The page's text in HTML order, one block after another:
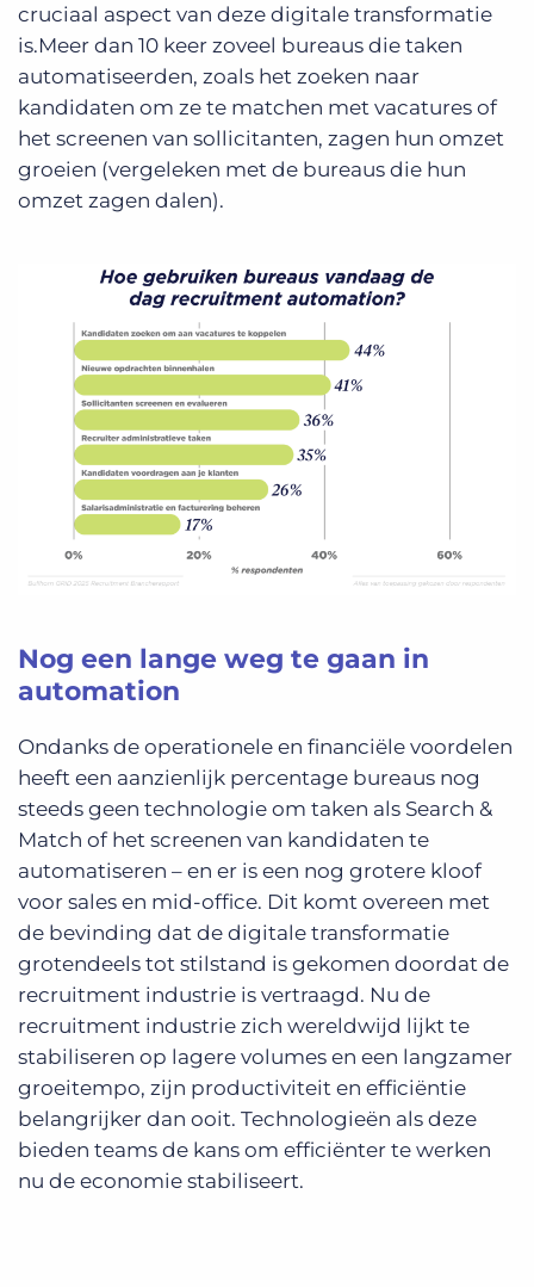
cruciaal aspect van deze digitale transformatie
is.Meer dan 10 keer zoveel bureaus die taken
automatiseerden, zoals het zoeken naar
kandidaten om ze te matchen met vacatures of
het screenen van sollicitanten, zagen hun omzet
groeien (vergeleken met de bureaus die hun
omzet zagen dalen).
Nog een lange weg te gaan in
automation
Ondanks de operationele en financiële voordelen
heeft een aanzienlijk percentage bureaus nog
steeds geen technologie om taken als Search &
Match of het screenen van kandidaten te
automatiseren – en er is een nog grotere kloof
voor sales en mid-office. Dit komt overeen met
de bevinding dat de digitale transformatie
grotendeels tot stilstand is gekomen doordat de
recruitment industrie is vertraagd. Nu de
recruitment industrie zich wereldwijd lijkt te
stabiliseren op lagere volumes en een langzamer
groeitempo, zijn productiviteit en efficiëntie
belangrijker dan ooit. Technologieën als deze
bieden teams de kans om efficiënter te werken
nu de economie stabiliseert.